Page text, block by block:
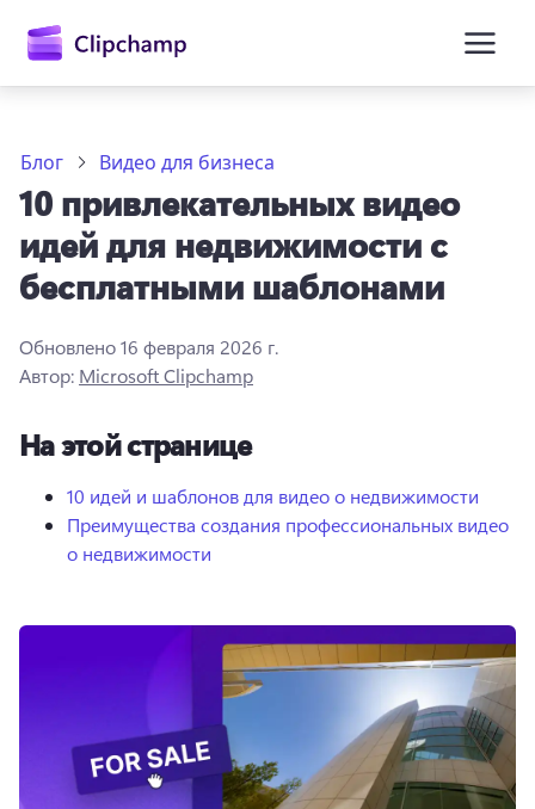
содержимому
Войти
Блог Видео для бизнеса
10 привлекательных видео
идей для недвижимости с
бесплатными шаблонами
Обновлено16 февраля 2026 г.
Автор: Microsoft Clipchamp
На этой странице
10 идей и шаблонов для видео о недвижимости
Преимущества создания профессиональных видео
о недвижимости